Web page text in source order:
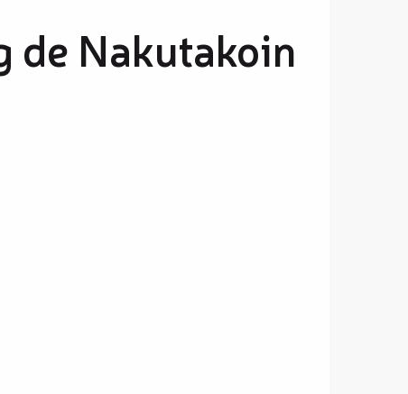
de Nakutakoin